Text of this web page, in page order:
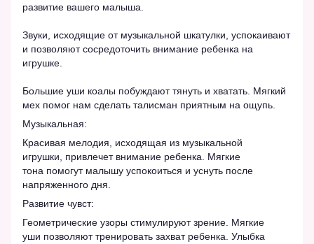
развитие вашего малыша.
Звуки, исходящие от музыкальной шкатулки, успокаивают
и позволяют сосредоточить внимание ребенка на
игрушке.
Большие уши коалы побуждают тянуть и хватать. Мягкий
мех помог нам сделать талисман приятным на ощупь.
Музыкальная:
Красивая мелодия, исходящая из музыкальной
игрушки, привлечет внимание ребенка. Мягкие
тона помогут малышу успокоиться и уснуть после
напряженного дня.
Развитие чувст:
Геометрические узоры стимулируют зрение. Мягкие
уши позволяют тренировать захват ребенка. Улыбка